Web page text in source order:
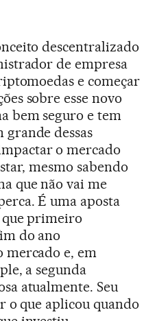
descentralizado
de empresa
e começar
sobre esse novo
bem seguro e tem
dessas
o mercado
mesmo sabendo
que não vai me
É uma aposta
primeiro
do ano
mercado e, em
a segunda
atualmente. Seu
o que aplicou quando